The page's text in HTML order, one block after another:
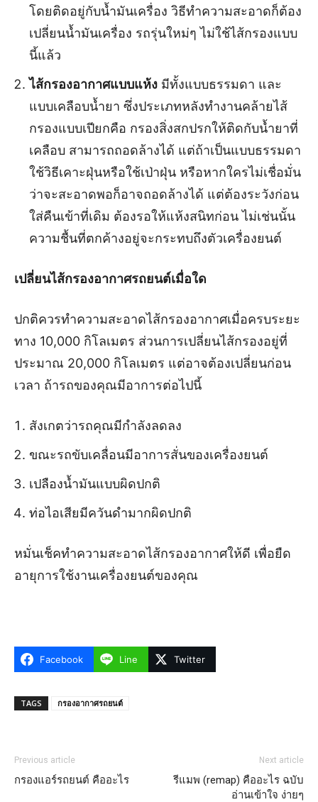
โดยติดอยู่กับน้ำมันเครื่อง วิธีทำความสะอาดก็ต้อง
เปลี่ยนน้ำมันเครื่อง รถรุ่นใหม่ๆ ไม่ใช้ไส้กรองแบบ
นี้แล้ว
ไส้กรองอากาศแบบแห้ง มีทั้งแบบธรรมดา และ
แบบเคลือบน้ำยา ซึ่งประเภทหลังทำงานคล้ายไส้
กรองแบบเปียกคือ กรองสิ่งสกปรกให้ติดกับน้ำยาที่
เคลือบ สามารถถอดล้างได้ แต่ถ้าเป็นแบบธรรมดา
ใช้วิธีเคาะฝุ่นหรือใช้เป่าฝุ่น หรือหากใครไม่เชื่อมั่น
ว่าจะสะอาดพอก็อาจถอดล้างได้ แต่ต้องระวังก่อน
ใส่คืนเข้าที่เดิม ต้องรอให้แห้งสนิทก่อน ไม่เช่นนั้น
ความชื้นที่ตกค้างอยู่จะกระทบถึงตัวเครื่องยนต์
เปลี่ยนไส้กรองอากาศรถยนต์เมื่อใด
ปกติควรทำความสะอาดไส้กรองอากาศเมื่อครบระยะ
ทาง 10,000 กิโลเมตร ส่วนการเปลี่ยนไส้กรองอยู่ที่
ประมาณ 20,000 กิโลเมตร แต่อาจต้องเปลี่ยนก่อน
เวลา ถ้ารถของคุณมีอาการต่อไปนี้
สังเกตว่ารถคุณมีกำลังลดลง
ขณะรถขับเคลื่อนมีอาการสั่นของเครื่องยนต์
เปลืองน้ำมันแบบผิดปกติ
ท่อไอเสียมีควันดำมากผิดปกติ
หมั่นเช็คทำความสะอาดไส้กรองอากาศให้ดี เพื่อยืด
อายุการใช้งานเครื่องยนต์ของคุณ
Facebook Line Twitter
TAGS กรองอากาศรถยนต์
Previous article
กรองแอร์รถยนต์ คืออะไร
Next article
รีแมพ (remap) คืออะไร ฉบับ
อ่านเข้าใจ ง่ายๆ